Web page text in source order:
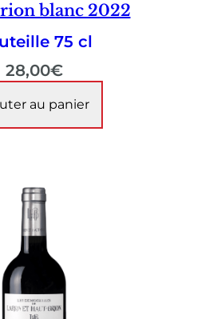
blanc 2022
75 cl
28,00€
au panier